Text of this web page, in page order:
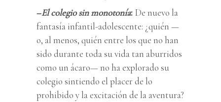
–El colegio sin monotonía: De nuevo la
fantasía infantil-adolescente: ¿quién —
o, al menos, quién entre los que no han
sido durante toda su vida tan aburridos
como un ácaro— no ha explorado su
colegio sintiendo el placer de lo
prohibido y la excitación de la aventura?